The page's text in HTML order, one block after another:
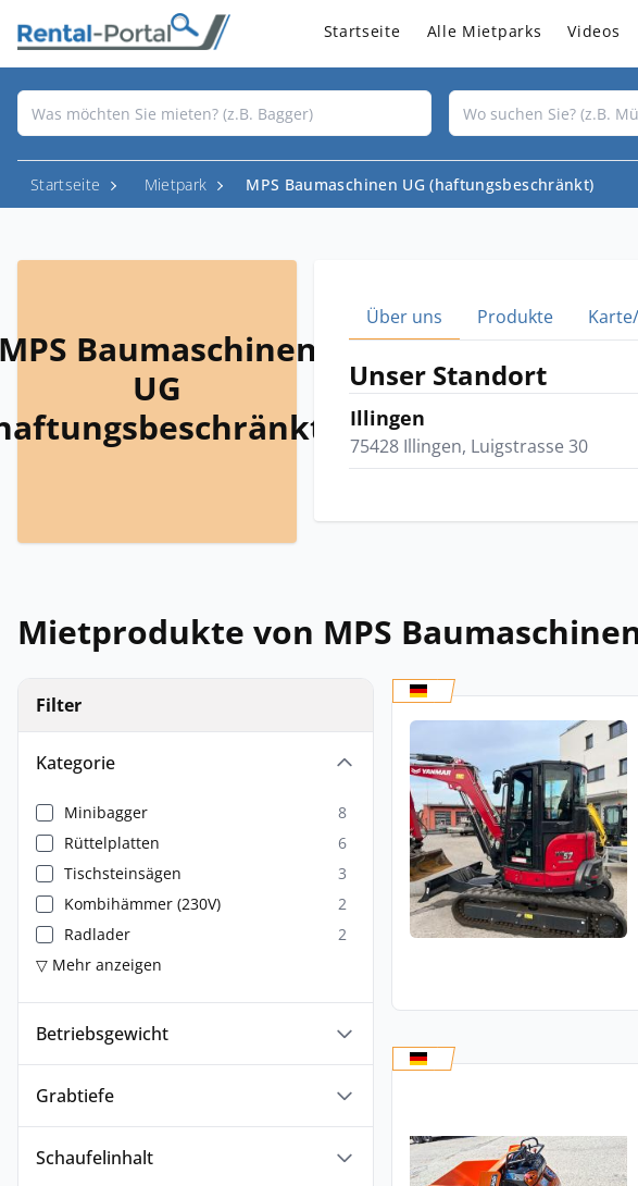
Startseite Alle Mietparks Videos
Startseite Mietpark MPS Baumaschinen UG (haftungsbeschränkt)
Baumaschinen
UG
Über uns Produkte
Unser Standort
Illingen
75428 Illingen, Luigstrasse 30
Mietprodukte von MPS
Filter
Kategorie
Minibagger
8
Rüttelplatten
6
Tischsteinsägen
3
Kombihämmer (230V)
2
Radlader
2
▽ Mehr anzeigen
Betriebsgewicht
Grabtiefe
Schaufelinhalt